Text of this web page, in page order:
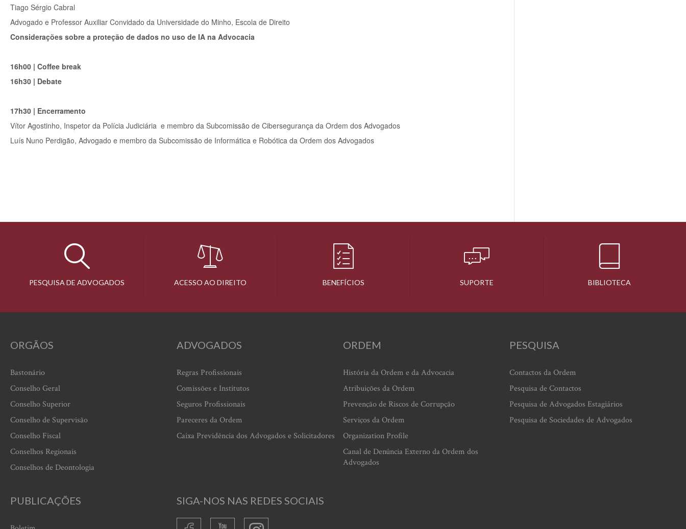
Tiago Sérgio Cabral
Advogado e Professor Auxiliar Convidado da Universidade do Minho, Escola de Direito
Considerações sobre a proteção de dados no uso de IA na Advocacia
16h00 | Coffee break
16h30 | Debate
17h30 | Encerramento
Vítor Agostinho, Inspetor da Polícia Judiciária e membro da Subcomissão de Cibersegurança da Ordem dos Advogados
Luís Nuno Perdigão, Advogado e membro da Subcomissão de Informática e Robótica da Ordem dos Advogados
PESQUISA DE ADVOGADOS ACESSO AO DIREITO BENEFÍCIOS SUPORTE BIBLIOTECA
ORGÃOS
Bastonário
Conselho Geral
Conselho Superior
Conselho de Supervisão
Conselho Fiscal
Conselhos Regionais
Conselhos de Deontologia
ADVOGADOS
Regras Profissionais
Comissões e Institutos
Seguros Profissionais
Pareceres da Ordem
Caixa Previdência dos Advogados e Solicitadores
ORDEM
História da Ordem e da Advocacia
Atribuições da Ordem
Prevenção de Riscos de Corrupção
Serviços da Ordem
Organization Profile
Canal de Denúncia Externo da Ordem dos
Advogados
PESQUISA
Contactos da Ordem
Pesquisa de Contactos
Pesquisa de Advogados Estagiários
Pesquisa de Sociedades de Advogados
PUBLICAÇÕES SIGA-NOS NAS REDES SOCIAIS